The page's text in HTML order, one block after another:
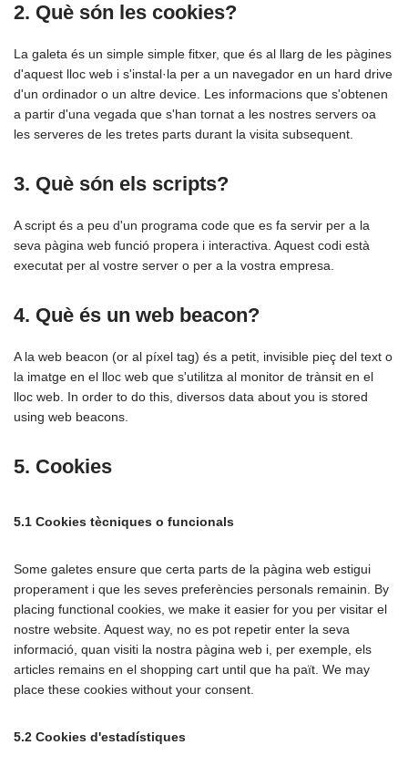
2. Què són les cookies?
La galeta és un simple simple fitxer, que és al llarg de les pàgines
d'aquest lloc web i s'instal·la per a un navegador en un hard drive
d'un ordinador o un altre device. Les informacions que s'obtenen
a partir d'una vegada que s'han tornat a les nostres servers oa
les serveres de les tretes parts durant la visita subsequent.
3. Què són els scripts?
A script és a peu d'un programa code que es fa servir per a la
seva pàgina web funció propera i interactiva. Aquest codi està
executat per al vostre server o per a la vostra empresa.
4. Què és un web beacon?
A la web beacon (or al píxel tag) és a petit, invisible pieç del text o
la imatge en el lloc web que s'utilitza al monitor de trànsit en el
lloc web. In order to do this, diversos data about you is stored
using web beacons.
5. Cookies
5.1 Cookies tècniques o funcionals
Some galetes ensure que certa parts de la pàgina web estigui
properament i que les seves preferències personals remainin. By
placing functional cookies, we make it easier for you per visitar el
nostre website. Aquest way, no es pot repetir enter la seva
informació, quan visiti la nostra pàgina web i, per exemple, els
articles remains en el shopping cart until que ha paït. We may
place these cookies without your consent.
5.2 Cookies d'estadístiques